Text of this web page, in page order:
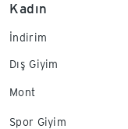
Kadın
İndirim
Dış Giyim
Mont
Spor Giyim